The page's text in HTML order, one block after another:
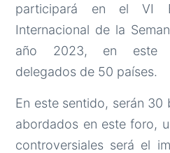
participará en el VI
Internacional de la
año 2023, en este
delegados de 50 países.
En este sentido, serán
abordados en este foro,
controversiales será el